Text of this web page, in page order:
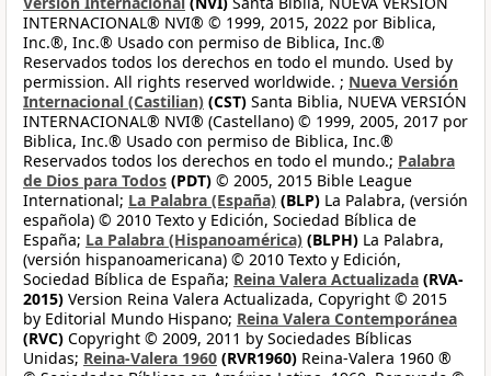
INTERNACIONAL® NVI® © 1999, 2015, 2022 por Biblica,
Inc.®, Inc.® Usado con permiso de Biblica, Inc.®
Reservados todos los derechos en todo el mundo. Used by
permission. All rights reserved worldwide. ; Nueva Versión
Internacional (Castilian) (CST) Santa Biblia, NUEVA VERSIÓN
INTERNACIONAL® NVI® (Castellano) © 1999, 2005, 2017 por
Biblica, Inc.® Usado con permiso de Biblica, Inc.®
Reservados todos los derechos en todo el mundo.; Palabra
de Dios para Todos (PDT) © 2005, 2015 Bible League
International; La Palabra (España) (BLP) La Palabra, (versión
española) © 2010 Texto y Edición, Sociedad Bíblica de
España; La Palabra (Hispanoamérica) (BLPH) La Palabra,
(versión hispanoamericana) © 2010 Texto y Edición,
Sociedad Bíblica de España; Reina Valera Actualizada (RVA-
2015) Version Reina Valera Actualizada, Copyright © 2015
by Editorial Mundo Hispano; Reina Valera Contemporánea
(RVC) Copyright © 2009, 2011 by Sociedades Bíblicas
Unidas; Reina-Valera 1960 (RVR1960) Reina-Valera 1960 ®